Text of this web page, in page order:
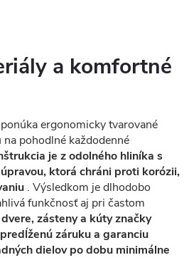
a komfortné
ergonomicky tvarované
pohodlné každodenné
je z odolného hliníka s
ktorá chráni proti korózii,
. Výsledkom je dlhodobo
funkčnosť aj pri častom
zásteny a kúty značky
záruku a garanciu
dielov po dobu minimálne